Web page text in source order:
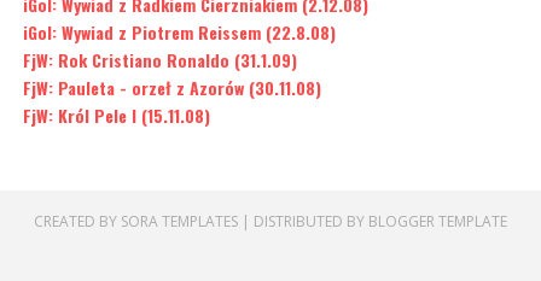
iGol: Wywiad z Piotrem Reissem (22.8.08)
FjW: Rok Cristiano Ronaldo (31.1.09)
FjW: Pauleta - orzeł z Azorów (30.11.08)
FjW: Król Pele I (15.11.08)
CREATED BY SORA TEMPLATES| DISTRIBUTED BY BLOGGER TEMPLATE